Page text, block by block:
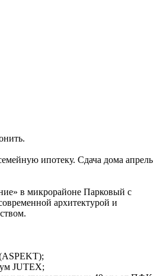
ипотеку. Сдача дома апрель
в микрорайоне Парковый с
архитектурой и
JUTEX;